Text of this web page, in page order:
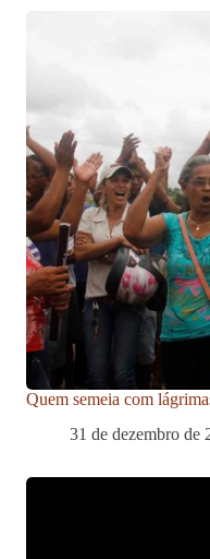
Quem semeia com
31 de dezembro de